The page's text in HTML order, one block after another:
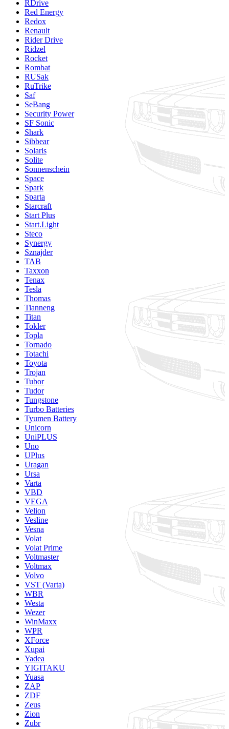
RDrive
Red Energy
Redox
Renault
Rider Drive
Ridzel
Rocket
Rombat
RUSak
RuTrike
Saf
SeBang
Security Power
SF Sonic
Shark
Sibbear
Solaris
Solite
Sonnenschein
Space
Spark
Sparta
Starcraft
Start Plus
Start.Light
Steco
Synergy
Sznajder
TAB
Taxxon
Tenax
Tesla
Thomas
Tianneng
Titan
Tokler
Topla
Tornado
Totachi
Toyota
Trojan
Tubor
Tudor
Tungstone
Turbo Batteries
Tyumen Battery
Unicorn
UniPLUS
Uno
UPlus
Uragan
Ursa
Varta
VBD
VEGA
Velion
Vesline
Vesna
Volat
Volat Prime
Voltmaster
Voltmax
Volvo
VST (Varta)
WBR
Westa
Wezer
WinMaxx
WPR
XForce
Xupai
Yadea
YIGITAKU
Yuasa
ZAP
ZDF
Zeus
Zion
Zubr